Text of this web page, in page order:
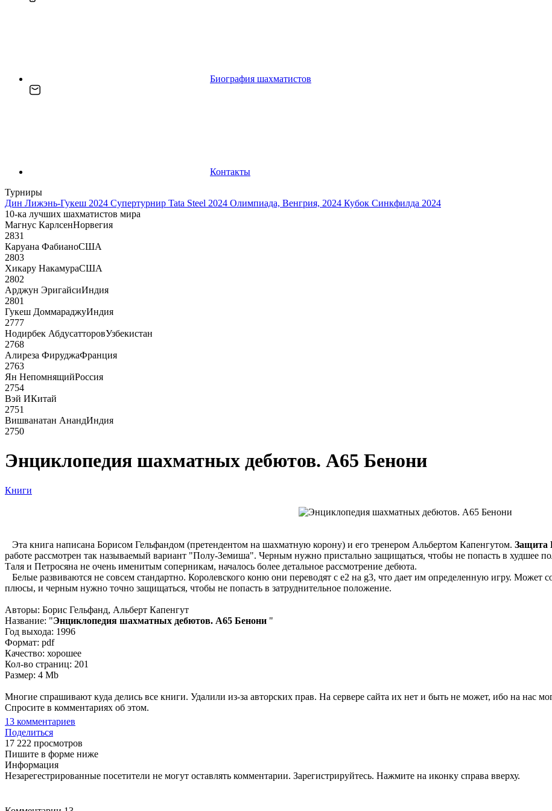
Биография шахматистов
Контакты
Турниры
Дин Лижэнь-Гукеш 2024 Супертурнир Tata Steel 2024 Олимпиада, Венгрия, 2024 Кубок Синкфилда 2024
10-ка лучших шахматистов мира
Магнус КарлсенНорвегия
2831
Каруана ФабианоСША
2803
Хикару НакамураСША
2802
Арджун ЭригайсиИндия
2801
Гукеш ДоммараджуИндия
2777
Нодирбек АбдусатторовУзбекистан
2768
Алиреза ФируджаФранция
2763
Ян НепомнящийРоссия
2754
Вэй ИКитай
2751
Вишванатан АнандИндия
2750
Энциклопедия шахматных дебютов. A65 Бенони
Книги
Эта книга написана Борисом Гельфандом (претендентом на шахматную корону) и его тренером Альбертом Капенгутом. Защита
работе рассмотрен так называемый вариант "Полу-Земиша". Черным нужно пристально защищаться, чтобы не попасть в худшее
Таля и Петросяна не очень именитым соперникам, началось более детальное рассмотрение дебюта.
Белые развиваются не совсем стандартно. Королевского коню они переводят с е2 на g3, что дает им определенную игру.
плюсы, и черным нужно точно защищаться, чтобы не попасть в затруднительное положение.
Авторы: Борис Гельфанд, Альберт Капенгут
Название: "Энциклопедия шахматных дебютов. A65 Бенони "
Год выхода: 1996
Формат: pdf
Качество: хорошее
Кол-во страниц: 201
Размер: 4 Mb
Многие спрашивают куда делись все книги. Удалили из-за авторских прав. На сервере сайта их нет и быть не может, ибо на нас
Спросите в комментариях об этом.
13 комментариев
Поделиться
17 222 просмотров
Пишите в форме ниже
Информация
Незарегестрированные посетители не могут оставлять комментарии. Зарегистрируйтесь. Нажмите на иконку справа вверху.